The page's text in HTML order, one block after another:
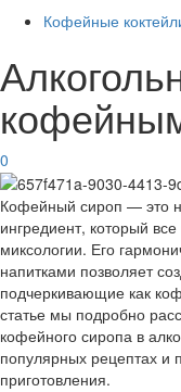
Кофейные
0
Кофейный сироп — это
ингредиент, который
миксологии. Его
напитками позволяет
подчеркивающие как
статье мы подробно
кофейного сиропа в
популярных рецептах и
приготовления.